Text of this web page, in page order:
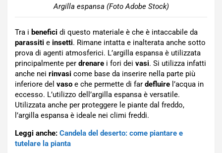
Argilla espansa (Foto Adobe Stock)
Tra i benefici di questo materiale è che è intaccabile da
parassiti e insetti. Rimane intatta e inalterata anche sotto
prova di agenti atmosferici. L’argilla espansa è utilizzata
principalmente per drenare i fori dei vasi. Si utilizza infatti
anche nei rinvasi come base da inserire nella parte più
inferiore del vaso e che permette di far defluire l’acqua in
eccesso. L’utilizzo dell’argilla espansa è versatile.
Utilizzata anche per proteggere le piante dal freddo,
l’argilla espansa è ideale nei climi freddi.
Leggi anche: Candela del deserto: come piantare e
tutelare la pianta